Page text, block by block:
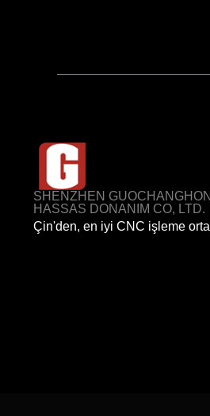
SHENZHEN
HASSAS DONANIM CO, LTD.
Çin'den, en iyi CNC işleme